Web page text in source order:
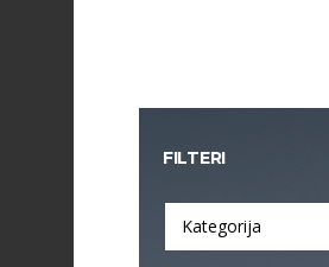
FILTERI
Kategorija